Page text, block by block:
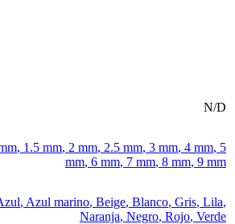
N/D
, 1.5 mm, 2 mm, 2.5 mm, 3 mm, 4 mm, 5
mm, 6 mm, 7 mm, 8 mm, 9 mm
, Azul marino, Beige, Blanco, Gris, Lila,
Naranja, Negro, Rojo, Verde